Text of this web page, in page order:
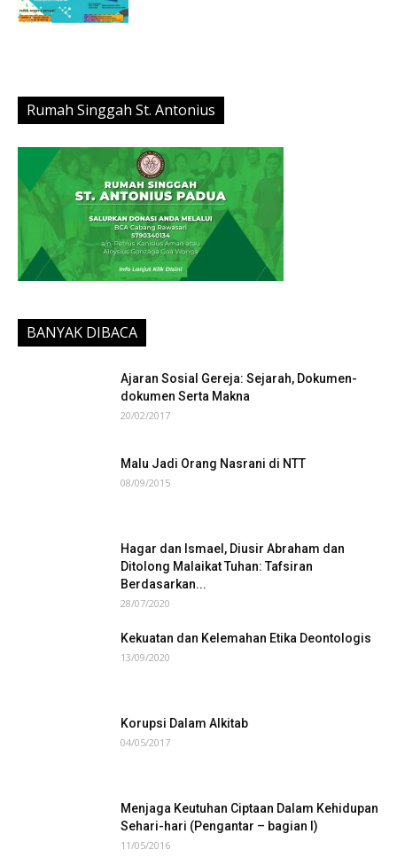
Rumah Singgah St. Antonius
BANYAK DIBACA
Ajaran Sosial Gereja: Sejarah, Dokumen-
dokumen Serta Makna
20/02/2017
Malu Jadi Orang Nasrani di NTT
08/09/2015
Hagar dan Ismael, Diusir Abraham dan
Ditolong Malaikat Tuhan: Tafsiran
Berdasarkan...
28/07/2020
Kekuatan dan Kelemahan Etika Deontologis
13/09/2020
Korupsi Dalam Alkitab
04/05/2017
Menjaga Keutuhan Ciptaan Dalam Kehidupan
Sehari-hari (Pengantar – bagian I)
11/05/2016